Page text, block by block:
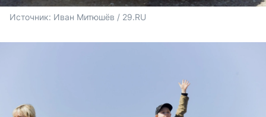
Источник: Иван Митюшёв / 29.RU